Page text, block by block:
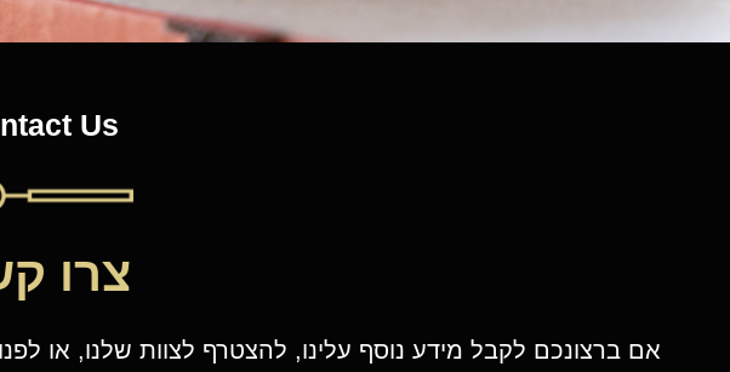
Us
צרו
אם ברצונכם לקבל מידע נוסף עלינו, להצטרף לצוות שלנו, או